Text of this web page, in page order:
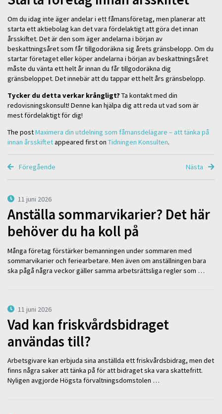
Om du idag inte äger andelar i ett fåmansföretag, men planerar att
starta ett aktiebolag kan det vara fördelaktigt att göra det innan
årsskiftet. Det är den som äger andelarna i början av
beskattningsåret som får tillgodoräkna sig årets gränsbelopp. Om du
startar företaget eller köper andelarna i början av beskattningsåret
måste du vänta ett helt år innan du får tillgodoräkna dig
gränsbeloppet. Det innebär att du tappar ett helt års gränsbelopp.
Tycker du detta verkar krångligt? Ta kontakt med din
redovisningskonsult! Denne kan hjälpa dig att reda ut vad som är
mest fördelaktigt för dig!
The postMaximera din utdelning som fåmansdelägare – att tänka på
innan årsskiftetappeared first on Tidningen Konsulten.
Föregående Nästa
11 juni 2026
Anställa sommarvikarier? Det här
behöver du ha koll på
Många företag förstärker bemanningen under sommaren med
sommarvikarier och feriearbetare. Men även om anställningen bara
ska pågå några veckor gäller samma arbetsrättsliga regler som …
11 juni 2026
Vad kan friskvårdsbidraget
användas till?
Arbetsgivare kan erbjuda sina anställda ett friskvårdsbidrag, men det
finns några saker att tänka på för att bidraget ska vara skattefritt.
Nyligen avgjorde Högsta förvaltningsdomstolen …